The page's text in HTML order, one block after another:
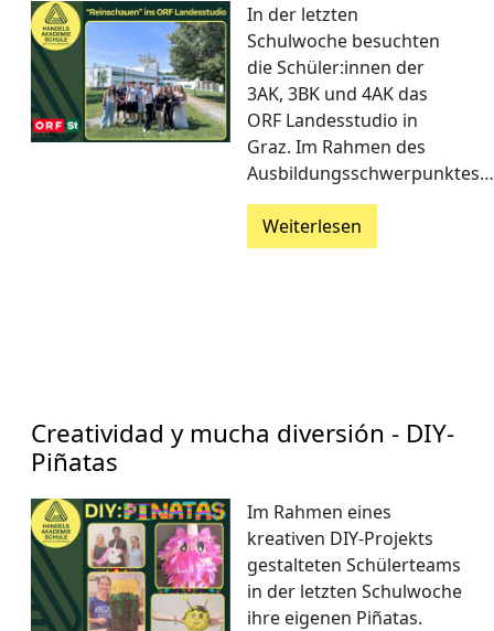
In der letzten
Schulwoche besuchten
die Schüler:innen der
3AK, 3BK und 4AK das
ORF Landesstudio in
Graz. Im Rahmen des
Ausbildungsschwerpunktes…
Weiterlesen
Creatividad y mucha diversión - DIY-
Piñatas
Im Rahmen eines
kreativen DIY-Projekts
gestalteten Schülerteams
in der letzten Schulwoche
ihre eigenen Piñatas.